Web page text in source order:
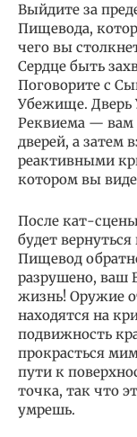
Выйдите за
Пищевода,
чего вы
Сердце быть
Поговорите с
Убежище.
Реквиема — вам
дверей, а затем
реактивными
котором вы
После кат-
будет
Пищевод
разрушено, ваш
жизнь! Оружие
находятся на
подвижность
прокрасться
пути к
точка, так что
умрешь.